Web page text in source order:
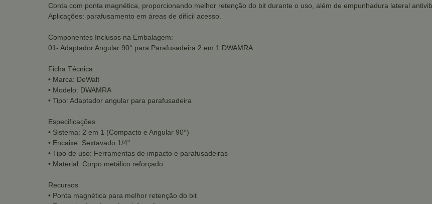
Conta com ponta magnética, proporcionando melhor retenção do bit durante o uso, além de empunhadura lateral
Aplicações: parafusamento em áreas de difícil acesso.
Componentes Inclusos na Embalagem:
01- Adaptador Angular 90° para Parafusadeira 2 em 1 DWAMRA
Ficha Técnica
• Marca: DeWalt
• Modelo: DWAMRA
• Tipo: Adaptador angular para parafusadeira
Especificações
• Sistema: 2 em 1 (Compacto e Angular 90°)
• Encaixe: Sextavado 1/4"
• Tipo de uso: Ferramentas de impacto e parafusadeiras
• Material: Corpo metálico reforçado
Recursos
• Ponta magnética para melhor retenção do bit